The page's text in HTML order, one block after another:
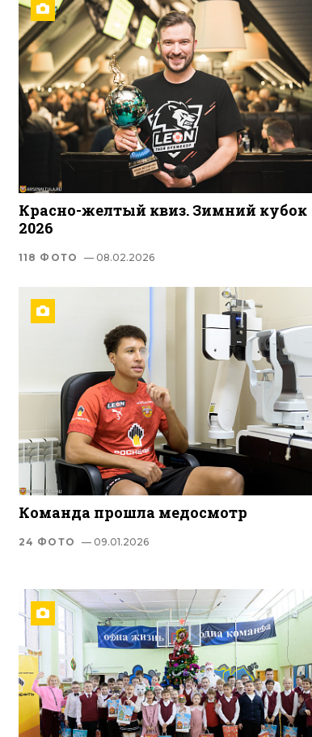
Красно-желтый квиз. Зимний кубок
2026
118 ФОТО — 08.02.2026
Команда прошла медосмотр
24 ФОТО — 09.01.2026